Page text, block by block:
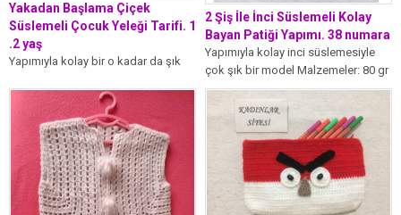
Yakadan Başlama Çiçek
Süslemeli Çocuk Yeleği Tarifi. 1
.2 yaş
Yapımıyla kolay bir o kadar da şık
Kırmızı bebe yünü 3...
2 Şiş İle İnci Süslemeli Kolay
Bayan Patiği Yapımı. 38 numara
Yapımıyla kolay inci süslemesiyle
çok şık bir model Malzemeler: 80 gr
patiklik ip 3 numara...